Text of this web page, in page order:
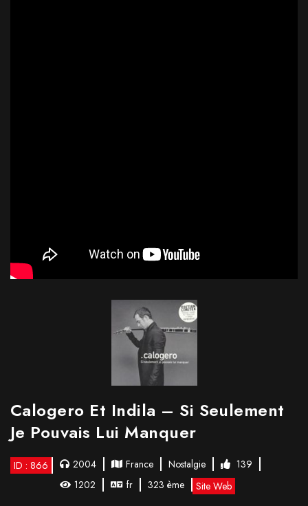
Calogero Et Indila – Si Seulement
Je Pouvais Lui Manquer
ID : 866 2004 France Nostalgie
139
1202
fr 323 ème Site Web